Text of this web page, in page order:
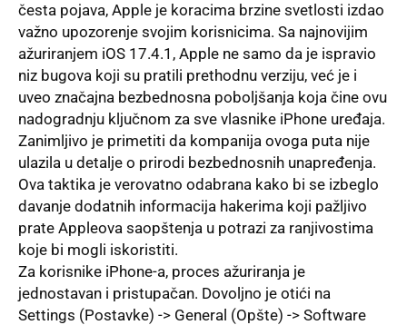
česta pojava, Apple je koracima brzine svetlosti izdao
važno upozorenje svojim korisnicima. Sa najnovijim
ažuriranjem iOS 17.4.1, Apple ne samo da je ispravio
niz bugova koji su pratili prethodnu verziju, već je i
uveo značajna bezbednosna poboljšanja koja čine ovu
nadogradnju ključnom za sve vlasnike iPhone uređaja.
Zanimljivo je primetiti da kompanija ovoga puta nije
ulazila u detalje o prirodi bezbednosnih unapređenja.
Ova taktika je verovatno odabrana kako bi se izbeglo
davanje dodatnih informacija hakerima koji pažljivo
prate Appleova saopštenja u potrazi za ranjivostima
koje bi mogli iskoristiti.
Za korisnike iPhone-a, proces ažuriranja je
jednostavan i pristupačan. Dovoljno je otići na
Settings (Postavke) -> General (Opšte) -> Software